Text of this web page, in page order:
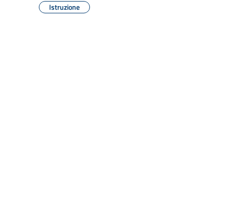
Istruzione